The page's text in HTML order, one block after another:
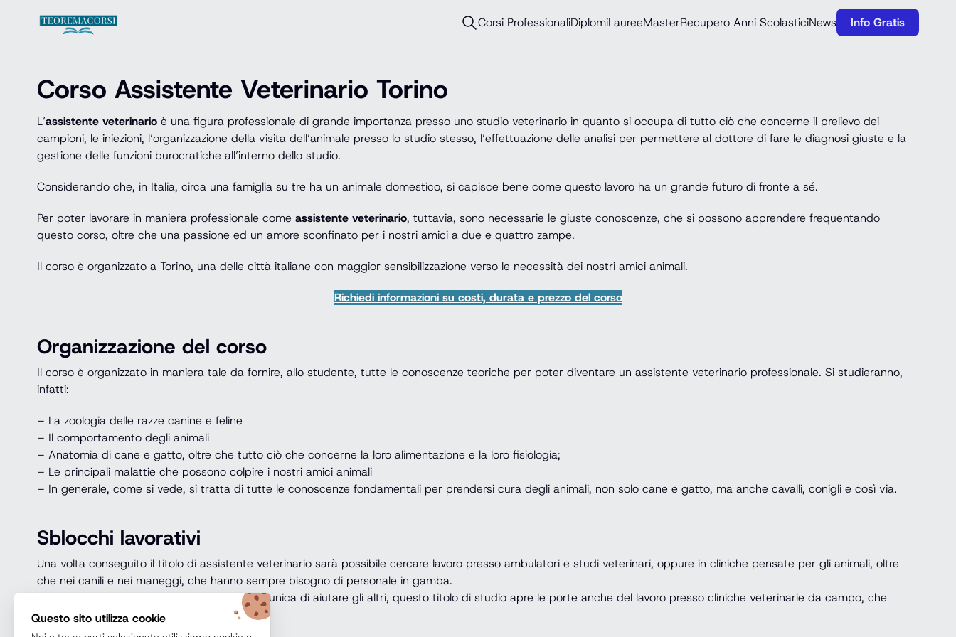
Corsi ProfessionaliDiplomiLaureeMasterRecupero Anni ScolasticiNews Info Gratis
Corso Assistente Veterinario Torino
L’assistente veterinario è una figura professionale di grande importanza presso uno studio veterinario in quanto si occupa di tutto ciò che concerne il prelievo dei
campioni, le iniezioni, l’organizzazione della visita dell’animale presso lo studio stesso, l’effettuazione delle analisi per permettere al dottore di fare le diagnosi giuste e la
gestione delle funzioni burocratiche all’interno dello studio.
Considerando che, in Italia, circa una famiglia su tre ha un animale domestico, si capisce bene come questo lavoro ha un grande futuro di fronte a sé.
Per poter lavorare in maniera professionale come assistente veterinario, tuttavia, sono necessarie le giuste conoscenze, che si possono apprendere frequentando
questo corso, oltre che una passione ed un amore sconfinato per i nostri amici a due e quattro zampe.
Il corso è organizzato a Torino, una delle città italiane con maggior sensibilizzazione verso le necessità dei nostri amici animali.
Richiedi informazioni su costi, durata e prezzo del corso
Organizzazione del corso
Il corso è organizzato in maniera tale da fornire, allo studente, tutte le conoscenze teoriche per poter diventare un assistente veterinario professionale. Si studieranno,
infatti:
– La zoologia delle razze canine e feline
– Il comportamento degli animali
– Anatomia di cane e gatto, oltre che tutto ciò che concerne la loro alimentazione e la loro fisiologia;
– Le principali malattie che possono colpire i nostri amici animali
– In generale, come si vede, si tratta di tutte le conoscenze fondamentali per prendersi cura degli animali, non solo cane e gatto, ma anche cavalli, conigli e così via.
Sblocchi lavorativi
Una volta conseguito il titolo di assistente veterinario sarà possibile cercare lavoro presso ambulatori e studi veterinari, oppure in cliniche pensate per gli animali, oltre
che nei canili e nei maneggi, che hanno sempre bisogno di personale in gamba.
Per chi vuole unire il lavoro con l’opportunità unica di aiutare gli altri, questo titolo di studio apre le porte anche del lavoro presso cliniche veterinarie da campo, che
vengono usate per le missioni umanitarie.
Questo sito utilizza cookie